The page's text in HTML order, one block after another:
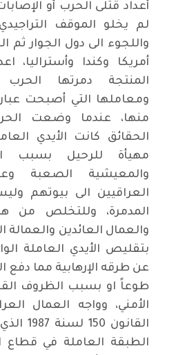
أعداد قتلى الحرب أو
لم يخلو الموقف
واللجوء الى دول الجوار ثم
أمريكا وكندا وأستراليا،
المنتجة دمرتها
ومعاملها التي أصبحت
منها، عندما وضعت
الحقائق كانت الأيدي
مهيأة للرحيل بسبب
والمعيشية الصعبة
العراقيين الى بيوتهم
المدمرة، وللتخلص من
والعمال العائدين والعمالة
بتقليص الأيدي العاملة
عن طرقه الإرهابية مما دفع
طوعاً او بسبب الظروف
الأمني، وواجه العمال
الطبقة العاملة في قطاع